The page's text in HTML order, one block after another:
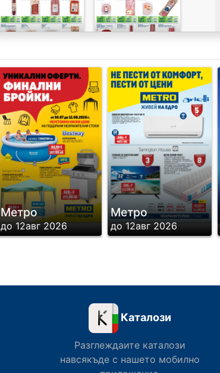
Стр.11 Стр.12
Стр.14 Стр.15
Стр.18
Метро
до 12авг 2026
Метро
до 12авг 2026
Каталози
Разглеждаите каталози
навсякъде с нашето мобилно